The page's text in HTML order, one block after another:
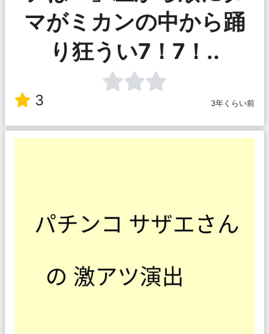
マがミカンの中から踊
り狂うい7！7！..
3 3年くらい前